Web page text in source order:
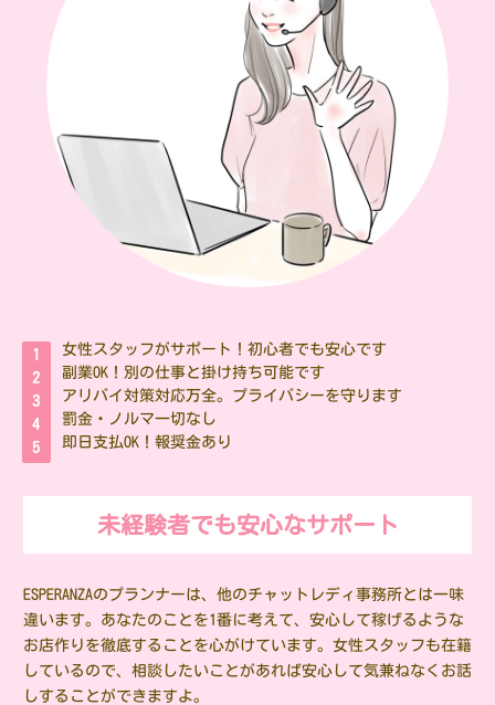
女性スタッフがサポート！初心者でも安心です
副業OK！別の仕事と掛け持ち可能です
アリバイ対策対応万全。プライバシーを守ります
罰金・ノルマ一切なし
即日支払OK！報奨金あり
未経験者でも安心なサポート
ESPERANZAのプランナーは、他のチャットレディ事務所とは一味
違います。あなたのことを1番に考えて、安心して稼げるような
お店作りを徹底することを心がけています。女性スタッフも在籍
しているので、相談したいことがあれば安心して気兼ねなくお話
しすることができますよ。